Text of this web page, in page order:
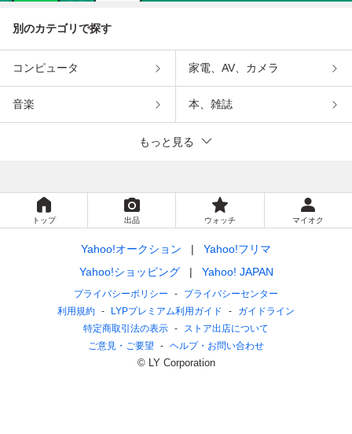
別のカテゴリで探す
コンピュータ 家電、AV、カメラ
音楽 本、雑誌
もっと見る
トップ 出品 ウォッチ マイオク
Yahoo!オークション
Yahoo!フリマ
Yahoo!ショッピング
Yahoo! JAPAN
プライバシーポリシー
プライバシーセンター
利用規約
LYPプレミアム利用ガイド
ガイドライン
特定商取引法の表示
ストア出店について
ご意見・ご要望
ヘルプ・お問い合わせ
© LY Corporation